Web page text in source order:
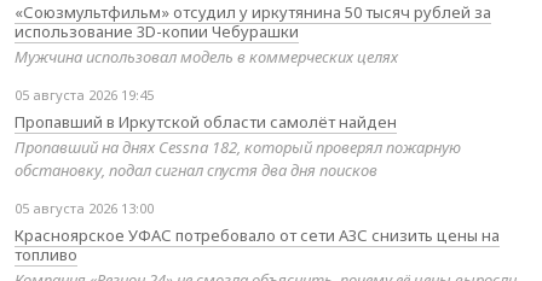
«Союзмультфильм» отсудил у иркутянина 50 тысяч рублей за
использование 3D-копии Чебурашки
Мужчина использовал модель в коммерческих целях
05 августа 2026 19:45
Пропавший в Иркутской области самолёт найден
Пропавший на днях Cessna 182, который проверял пожарную
обстановку, подал сигнал спустя два дня поисков
05 августа 2026 13:00
Красноярское УФАС потребовало от сети АЗС снизить цены на
топливо